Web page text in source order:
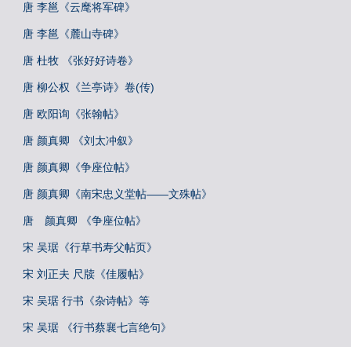
唐 李邕《云麾将军碑》
唐 李邕《麓山寺碑》
唐 杜牧 《张好好诗卷》
唐 柳公权《兰亭诗》卷(传)
唐 欧阳询《张翰帖》
唐 颜真卿 《刘太冲叙》
唐 颜真卿《争座位帖》
唐 颜真卿《南宋忠义堂帖——文殊帖》
唐 颜真卿 《争座位帖》
宋 吴琚《行草书寿父帖页》
宋 刘正夫 尺牍《佳履帖》
宋 吴琚 行书《杂诗帖》等
宋 吴琚 《行书蔡襄七言绝句》